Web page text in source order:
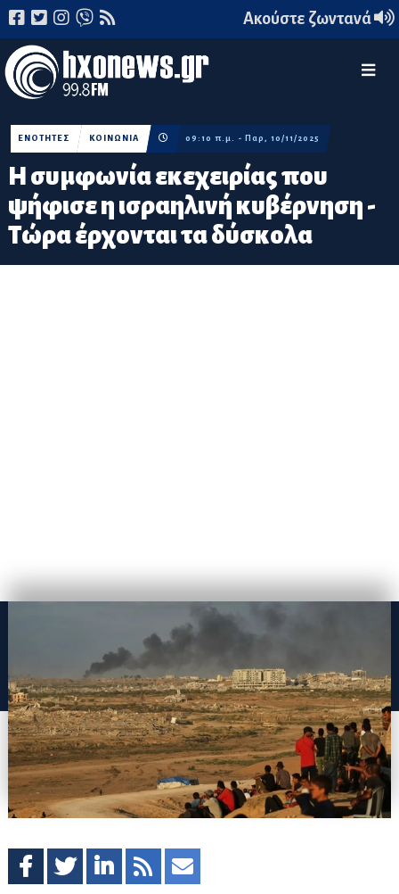
Ακούστε ζωντανά
Η συμφωνία εκεχειρίας που
ψήφισε η ισραηλινή κυβέρνηση -
Τώρα έρχονται τα δύσκολα
ΕΝΟΤΗΤΕΣ ΚΟΙΝΩΝΙΑ 09:10 π.μ. - Παρ, 10/11/2025